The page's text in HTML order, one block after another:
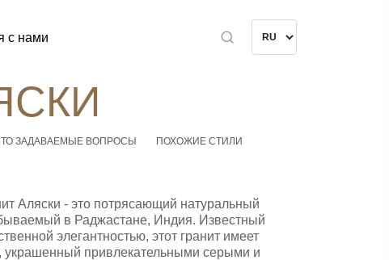
с нами
ЗАДАВАЕМЫЕ ВОПРОСЫ ПОХОЖИЕ СТИЛИ
Аляски - это потрясающий натуральный
в Раджастане, Индия. Известный
элегантностью, этот гранит имеет
привлекательными серыми и